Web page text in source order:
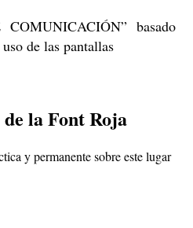
basado
de las pantallas
la Font Roja
y permanente sobre este lugar